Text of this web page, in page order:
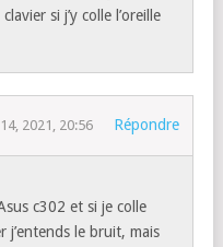
si j’y colle l’oreille
2021, 20:56 Répondre
c302 et si je colle
j’entends le bruit, mais